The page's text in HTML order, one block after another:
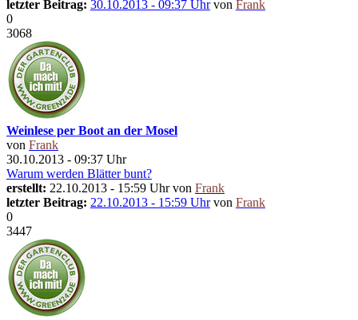
letzter Beitrag: 30.10.2013 - 09:37 Uhrvon Frank
0
3068
Weinlese per Boot an der Mosel
von Frank
30.10.2013 - 09:37 Uhr
Warum werden Blätter bunt?
erstellt: 22.10.2013 - 15:59 Uhr von Frank
letzter Beitrag: 22.10.2013 - 15:59 Uhrvon Frank
0
3447